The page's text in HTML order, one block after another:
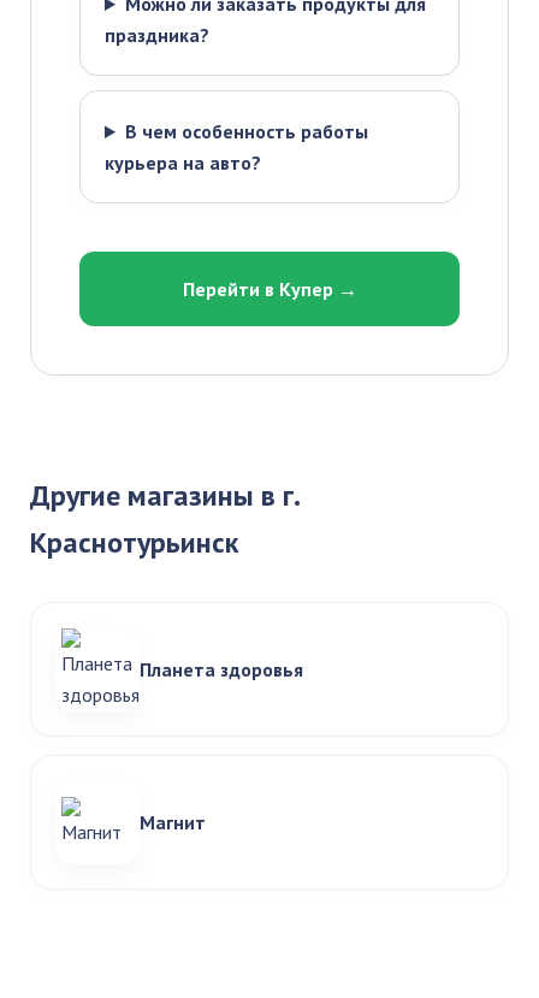
праздника?
В чем особенность работы
курьера на авто?
Перейти в Купер →
Другие магазины в г.
Краснотурьинск
Планета здоровья
Магнит